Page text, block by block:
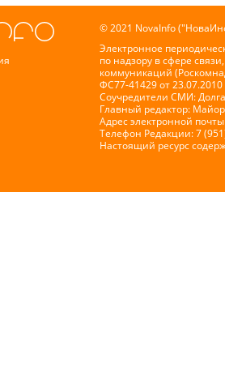
© 2021 NovaInfo
Электронное
по надзору в сфере
коммуникаций
ФС77-41429 от 23.07.2010
Соучредители СМИ:
Главный редактор:
Адрес электронной
Телефон Редакции: 7
Настоящий ресурс